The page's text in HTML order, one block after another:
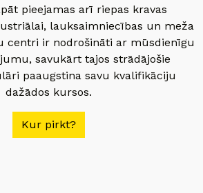
pieejamas arī riepas kravas
lauksaimniecības un meža
centri ir nodrošināti ar mūsdienīgu
savukārt tajos strādājošie
paaugstina savu kvalifikāciju
dažādos kursos.
Kur pirkt?